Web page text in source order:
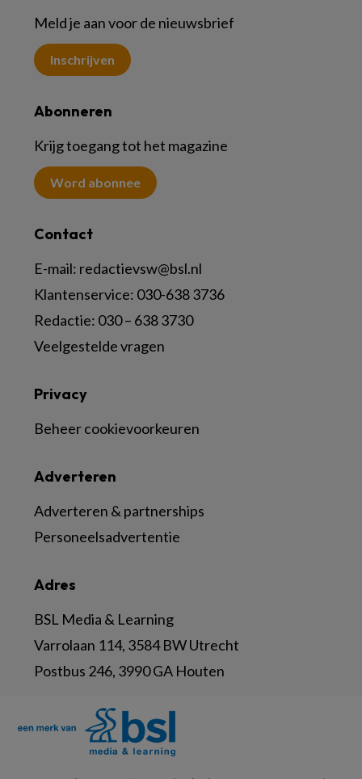
Meld je aan voor de nieuwsbrief
Inschrijven
Abonneren
Krijg toegang tot het magazine
Word abonnee
Contact
E-mail: redactievsw@bsl.nl
Klantenservice: 030-638 3736
Redactie: 030 – 638 3730
Veelgestelde vragen
Adres
BSL Media & Learning
Varrolaan 114, 3584 BW Utrecht
Postbus 246, 3990 GA Houten
Adverteren
Adverteren & partnerships
Personeelsadvertentie
Privacy
Beheer cookievoorkeuren